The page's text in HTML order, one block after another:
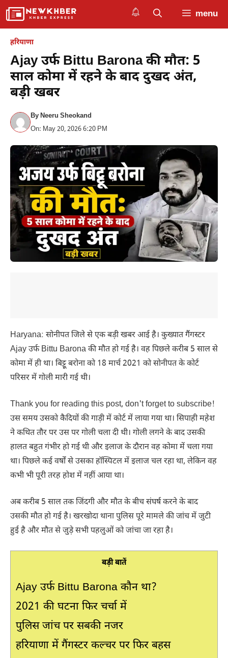
Skip
menu
हरियाणा
Ajay उर्फ Bittu Barona की मौत: 5
साल कोमा में रहने के बाद दुखद अंत,
बड़ी खबर
ByNeeru Sheokand
On: May 20, 2026 6:20 PM
Haryana: सोनीपत जिले से एक बड़ी खबर आई है। कुख्यात गैंगस्टर
Ajay उर्फ Bittu Barona की मौत हो गई है। वह पिछले करीब 5 साल से
कोमा में ही था। बिट्टू बरोना को 18 मार्च 2021 को सोनीपत के कोर्ट
परिसर में गोली मारी गई थी।
Thank you for reading this post, don't forget to subscribe!
उस समय उसको कैदियों की गाड़ी में कोर्ट में लाया गया था। सिपाही महेश
ने कथित तौर पर उस पर गोली चला दी थी। गोली लगने के बाद उसकी
हालत बहुत गंभीर हो गई थी और इलाज के दौरान वह कोमा में चला गया
था। पिछले कई वर्षों से उसका हॉस्पिटल में इलाज चल रहा था, लेकिन वह
कभी भी पूरी तरह होश में नहीं आया था।
अब करीब 5 साल तक जिंदगी और मौत के बीच संघर्ष करने के बाद
उसकी मौत हो गई है। खरखोदा थाना पुलिस पूरे मामले की जांच में जुटी
हुई है और मौत से जुड़े सभी पहलुओं को जांचा जा रहा है।
बड़ी बातें
Ajay उर्फ Bittu Barona कौन था?
2021 की घटना फिर चर्चा में
पुलिस जांच पर सबकी नजर
हरियाणा में गैंगस्टर कल्चर पर फिर बहस